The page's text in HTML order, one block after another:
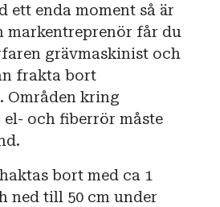
ett enda moment så är
markentreprenör får du
grävmaskinist och
frakta bort
Områden kring
och fiberrör måste
bort med ca 1
ned till 50 cm under